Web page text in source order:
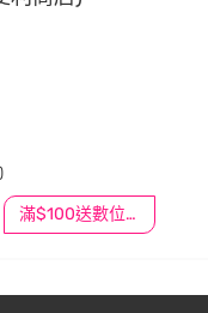
滿$100送數位印花